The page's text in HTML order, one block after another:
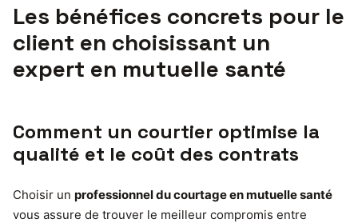
Les bénéfices concrets pour le
client en choisissant un
expert en mutuelle santé
Comment un courtier optimise la
qualité et le coût des contrats
Choisir un professionnel du courtage en mutuelle santé
vous assure de trouver le meilleur compromis entre